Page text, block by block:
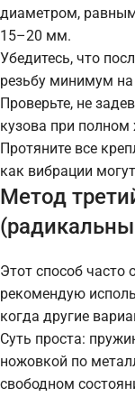
диаметром,
15–20 мм.
Убедитесь, что
резьбу минимум
Проверьте, не
кузова при полном
Протяните все
как вибрации
Метод
Этот способ
рекомендую
когда другие
Суть проста:
ножовкой по
свободном